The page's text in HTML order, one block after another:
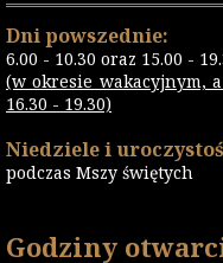
Dni powszednie:
6.00 - 10.30 oraz 15.00 -
(w okresie wakacyjnym,
16.30 - 19.30)
Niedziele i
podczas Mszy świętych
Godziny